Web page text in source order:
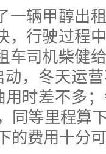
辆甲醇出租
，行驶过程
车司机柴健
，冬天运
时差不多
同等里程算
的费用十分